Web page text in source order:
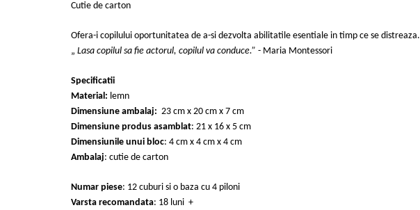
Cutie de carton
Ofera-i copilului oportunitatea de a-si dezvolta abilitatile esentiale in timp ce se distreaza.
„ Lasa copilul sa fie actorul, copilul va conduce.” - Maria Montessori
Specificatii
Material: lemn
Dimensiune ambalaj: 23 cm x 20 cm x 7 cm
Dimensiune produs asamblat: 21 x 16 x 5 cm
Dimensiunile unui bloc: 4 cm x 4 cm x 4 cm
Ambalaj: cutie de carton
Numar piese: 12 cuburi si o baza cu 4 piloni
Varsta recomandata: 18 luni +